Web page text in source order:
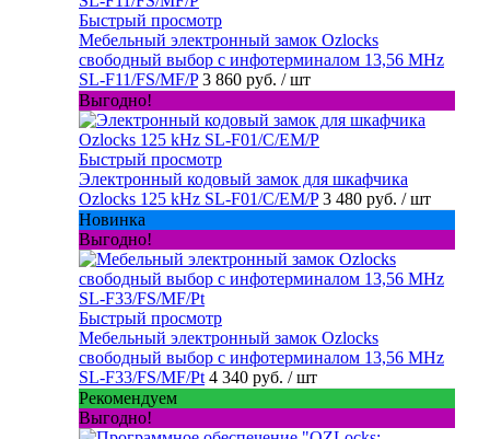
Быстрый просмотр
Мебельный электронный замок Ozlocks
свободный выбор с инфотерминалом 13,56 MHz
SL-F11/FS/MF/P 3 860 руб. / шт
Выгодно!
Быстрый просмотр
Электронный кодовый замок для шкафчика
Ozlocks 125 kHz SL-F01/C/EM/P 3 480 руб. / шт
Новинка
Выгодно!
Быстрый просмотр
Мебельный электронный замок Ozlocks
свободный выбор с инфотерминалом 13,56 MHz
SL-F33/FS/MF/Pt 4 340 руб. / шт
Рекомендуем
Выгодно!